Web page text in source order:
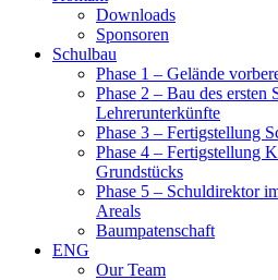
Downloads
Sponsoren
Schulbau
Phase 1 – Gelände
Phase 2 – Bau des ersten
Lehrerunterkünfte
Phase 3 – Fertigstellung
Phase 4 – Fertigstellung
Grundstücks
Phase 5 – Schuldirektor
Areals
Baumpatenschaft
ENG
Our Team